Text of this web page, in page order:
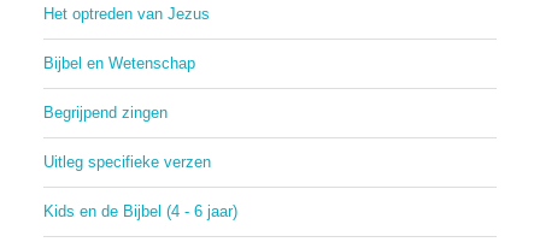
Het optreden van Jezus
Bijbel en Wetenschap
Begrijpend zingen
Uitleg specifieke verzen
Kids en de Bijbel (4 - 6 jaar)